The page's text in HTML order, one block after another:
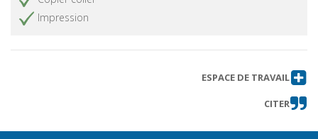
Impression
ESPACE DE TRAVAIL
CITER